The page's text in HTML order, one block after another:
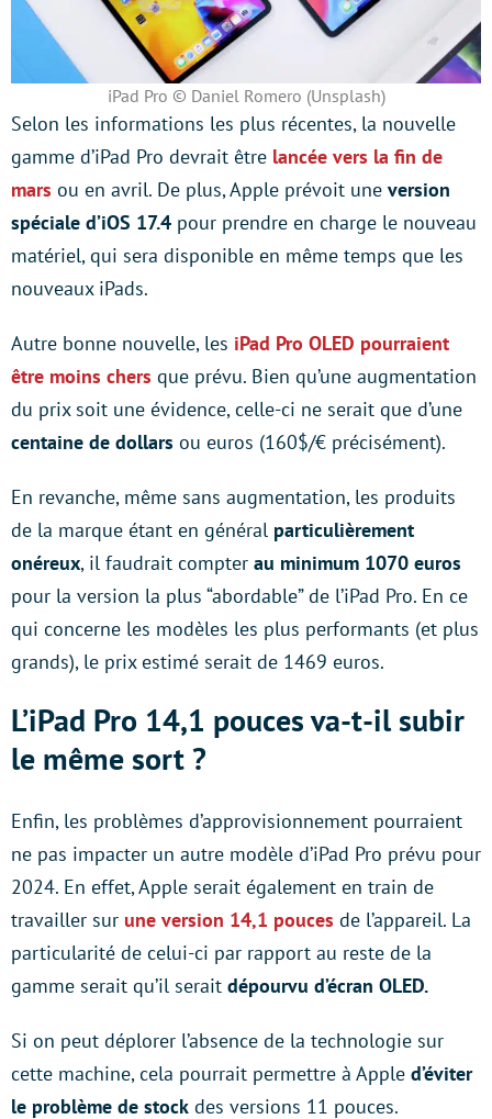
iPad Pro © Daniel Romero (Unsplash)
Selon les informations les plus récentes, la nouvelle
gamme d’iPad Pro devrait être lancée vers la fin de
mars ou en avril. De plus, Apple prévoit une version
spéciale d’iOS 17.4 pour prendre en charge le nouveau
matériel, qui sera disponible en même temps que les
nouveaux iPads.
Autre bonne nouvelle, les iPad Pro OLED pourraient
être moins chers que prévu. Bien qu’une augmentation
du prix soit une évidence, celle-ci ne serait que d’une
centaine de dollars ou euros (160$/€ précisément).
En revanche, même sans augmentation, les produits
de la marque étant en général particulièrement
onéreux, il faudrait compter au minimum 1070 euros
pour la version la plus “abordable” de l’iPad Pro. En ce
qui concerne les modèles les plus performants (et plus
grands), le prix estimé serait de 1469 euros.
L’iPad Pro 14,1 pouces va-t-il subir
le même sort ?
Enfin, les problèmes d’approvisionnement pourraient
ne pas impacter un autre modèle d’iPad Pro prévu pour
2024. En effet, Apple serait également en train de
travailler sur une version 14,1 pouces de l’appareil. La
particularité de celui-ci par rapport au reste de la
gamme serait qu’il serait dépourvu d’écran OLED.
Si on peut déplorer l’absence de la technologie sur
cette machine, cela pourrait permettre à Apple d’éviter
le problème de stock des versions 11 pouces.